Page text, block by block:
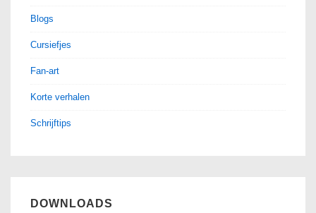
Blogs
Cursiefjes
Fan-art
Korte verhalen
Schrijftips
DOWNLOADS